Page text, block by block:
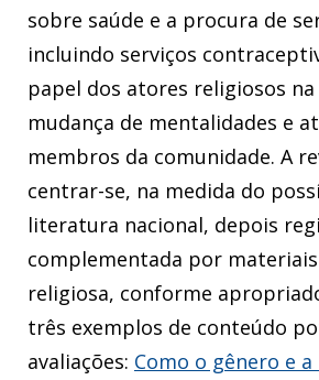
sobre saúde e a procura de
incluindo serviços
papel dos atores religiosos
mudança de mentalidades e
membros da comunidade. A
centrar-se, na medida do
literatura nacional, depois
complementada por
religiosa, conforme
três exemplos de conteúdo
avaliações: Como o gênero e